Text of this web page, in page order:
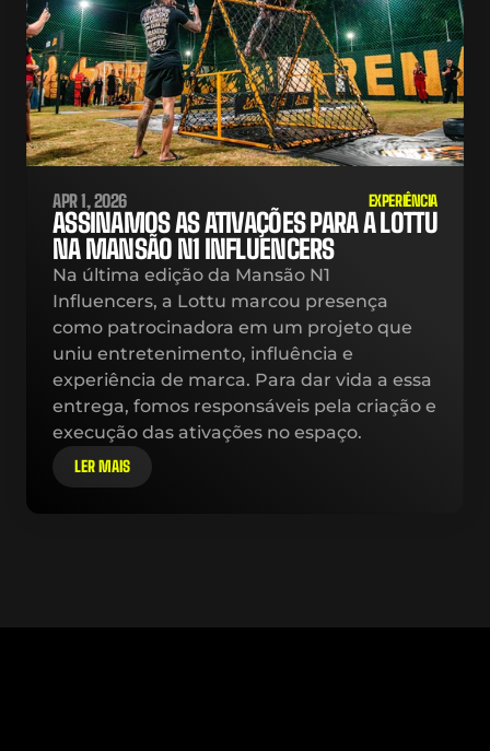
APR 1, 2026 EXPERIÊNCIA
ASSINAMOS AS ATIVAÇÕES PARA A LOTTU
NA MANSÃO N1 INFLUENCERS
Na última edição da Mansão N1
Influencers, a Lottu marcou presença
como patrocinadora em um projeto que
uniu entretenimento, influência e
experiência de marca. Para dar vida a essa
entrega, fomos responsáveis pela criação e
execução das ativações no espaço.
LER MAIS